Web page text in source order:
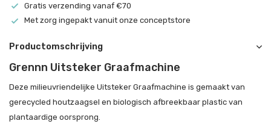
Gratis verzending vanaf €70
Met zorg ingepakt vanuit onze conceptstore
Productomschrijving
Grennn Uitsteker Graafmachine
Deze milieuvriendelijke Uitsteker Graafmachine is gemaakt van
gerecycled houtzaagsel en biologisch afbreekbaar plastic van
plantaardige oorsprong.